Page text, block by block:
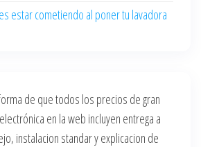
estar cometiendo al poner tu lavadora
de que todos los precios de gran
en la web incluyen entrega a
instalacion standar y explicacion de